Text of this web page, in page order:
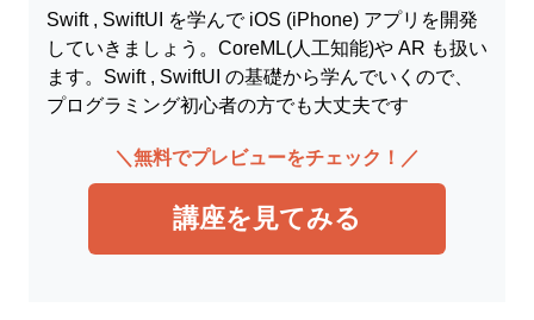
Swift , SwiftUI を学んで iOS (iPhone) アプリを開発
していきましょう。CoreML(人工知能)や AR も扱い
ます。Swift , SwiftUI の基礎から学んでいくので、
プログラミング初心者の方でも大丈夫です
＼無料でプレビューをチェック！／
講座を見てみる